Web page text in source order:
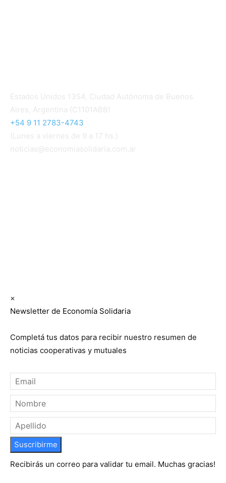
Estados Unidos 1354, Ciudad Autónoma de Buenos
Aires, Argentina (C1101ABB)
+54 9 11 2783-4743
(Lunes a viernes de 9 a 17 hs.)
noticias@economiasolidaria.com.ar
×
Newsletter de Economía Solidaria
Completá tus datos para recibir nuestro resumen de
noticias cooperativas y mutuales
Suscribirme
Recibirás un correo para validar tu email. Muchas gracias!